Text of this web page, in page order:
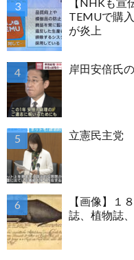
TEMUで購
が炎上
岸田安倍氏
立憲民主党
【画像】１
誌、植物誌